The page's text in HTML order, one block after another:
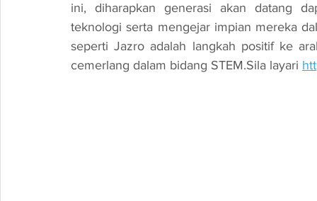
ini, diharapkan generasi akan datang
teknologi serta mengejar impian mereka
seperti Jazro adalah langkah positif ke
cemerlang dalam bidang STEM.Sila layari